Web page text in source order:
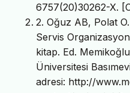
6757(20)30262-X.
2. Oğuz AB, Polat
Servis
kitap. Ed.
Üniversitesi
adresi: http://